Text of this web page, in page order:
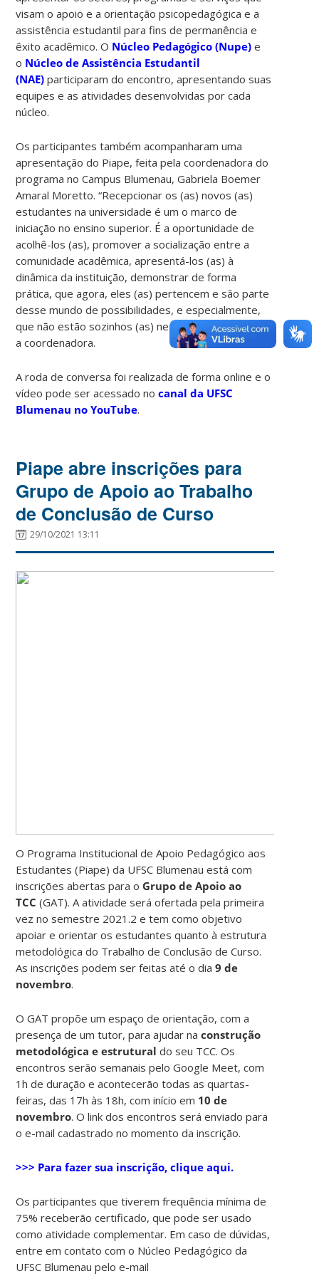
visam o apoio e a orientação psicopedagógica e a
assistência estudantil para fins de permanência e
êxito acadêmico. O Núcleo Pedagógico (Nupe) e
o Núcleo de Assistência Estudantil
(NAE) participaram do encontro, apresentando suas
equipes e as atividades desenvolvidas por cada
núcleo.
Os participantes também acompanharam uma
apresentação do Piape, feita pela coordenadora do
programa no Campus Blumenau, Gabriela Boemer
Amaral Moretto. “Recepcionar os (as) novos (as)
estudantes na universidade é um o marco de
iniciação no ensino superior. É a oportunidade de
acolhê-los (as), promover a socialização entre a
comunidade acadêmica, apresentá-los (as) à
dinâmica da instituição, demonstrar de forma
prática, que agora, eles (as) pertencem e são parte
desse mundo de possibilidades, e especialmente,
que não estão sozinhos (as) nessa trajetória”, avalia
a coordenadora.
A roda de conversa foi realizada de forma online e o
vídeo pode ser acessado nocanal da UFSC
Blumenau no YouTube.
Piape abre inscrições para
Grupo de Apoio ao Trabalho
de Conclusão de Curso
29/10/2021 13:11
O Programa Institucional de Apoio Pedagógico aos
Estudantes (Piape) da UFSC Blumenau está com
inscrições abertas para o Grupo de Apoio ao
TCC (GAT). A atividade será ofertada pela primeira
vez no semestre 2021.2 e tem como objetivo
apoiar e orientar os estudantes quanto à estrutura
metodológica do Trabalho de Conclusão de Curso.
As inscrições podem ser feitas até o dia9 de
novembro.
O GAT propõe um espaço de orientação, com a
presença de um tutor, para ajudar naconstrução
metodológica e estrutural do seu TCC. Os
encontros serão semanais pelo Google Meet, com
1h de duração e acontecerão todas as quartas-
feiras, das 17h às 18h, com início em 10 de
novembro. O link dos encontros será enviado para
o e-mail cadastrado no momento da inscrição.
>>> Para fazer sua inscrição, clique aqui.
Os participantes que tiverem frequência mínima de
75% receberão certificado, que pode ser usado
como atividade complementar. Em caso de dúvidas,
entre em contato com o Núcleo Pedagógico da
UFSC Blumenau pelo e-mail